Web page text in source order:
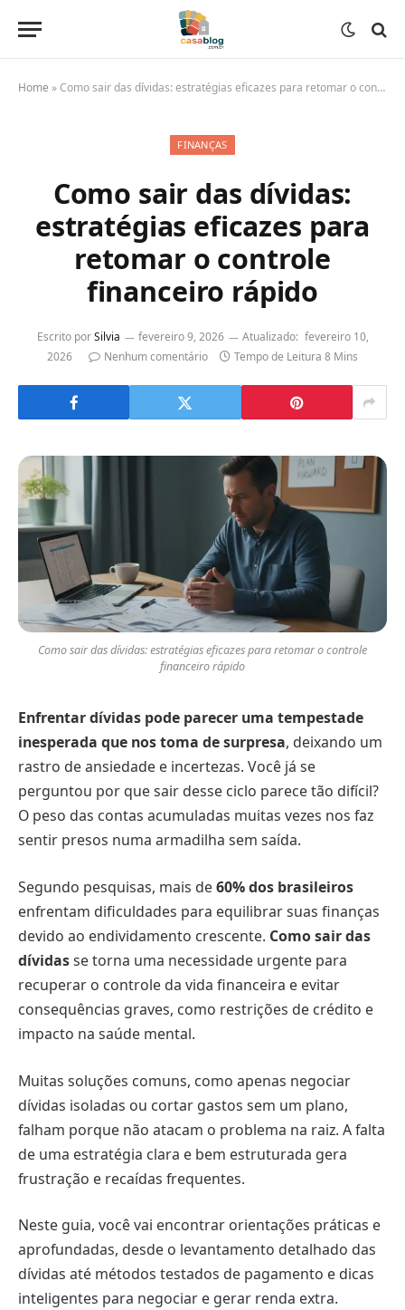
Home »Como sair das dívidas: estratégias eficazes para retomar o controle financeiro rápido
FINANÇAS
Como sair das dívidas:
estratégias eficazes para
retomar o controle
financeiro rápido
Escrito por Silvia fevereiro 9, 2026 Atualizado: fevereiro 10,
2026
Nenhum comentário Tempo de Leitura 8 Mins
Como sair das dívidas: estratégias eficazes para retomar o controle
financeiro rápido
Enfrentar dívidas pode parecer uma tempestade
inesperada que nos toma de surpresa, deixando um
rastro de ansiedade e incertezas. Você já se
perguntou por que sair desse ciclo parece tão difícil?
O peso das contas acumuladas muitas vezes nos faz
sentir presos numa armadilha sem saída.
Segundo pesquisas, mais de60% dos brasileiros
enfrentam dificuldades para equilibrar suas finanças
devido ao endividamento crescente. Como sair das
dívidasse torna uma necessidade urgente para
recuperar o controle da vida financeira e evitar
consequências graves, como restrições de crédito e
impacto na saúde mental.
Muitas soluções comuns, como apenas negociar
dívidas isoladas ou cortar gastos sem um plano,
falham porque não atacam o problema na raiz. A falta
de uma estratégia clara e bem estruturada gera
frustração e recaídas frequentes.
Neste guia, você vai encontrar orientações práticas e
aprofundadas, desde o levantamento detalhado das
dívidas até métodos testados de pagamento e dicas
inteligentes para negociar e gerar renda extra.